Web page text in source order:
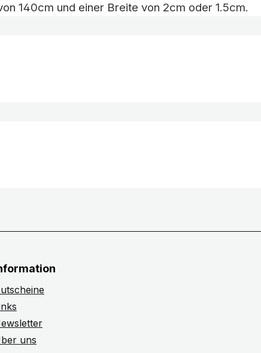
140cm und einer Breite von 2cm oder 1.5cm.
uns